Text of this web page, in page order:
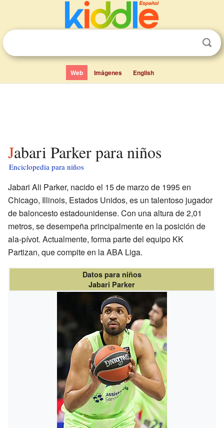
Web Imágenes English
Jabari Parker para niños
Enciclopedia para niños
Jabari Ali Parker, nacido el 15 de marzo de 1995 en
Chicago, Illinois, Estados Unidos, es un talentoso jugador
de baloncesto estadounidense. Con una altura de 2,01
metros, se desempeña principalmente en la posición de
ala-pívot. Actualmente, forma parte del equipo KK
Partizan, que compite en la ABA Liga.
Datos para niños
Jabari Parker